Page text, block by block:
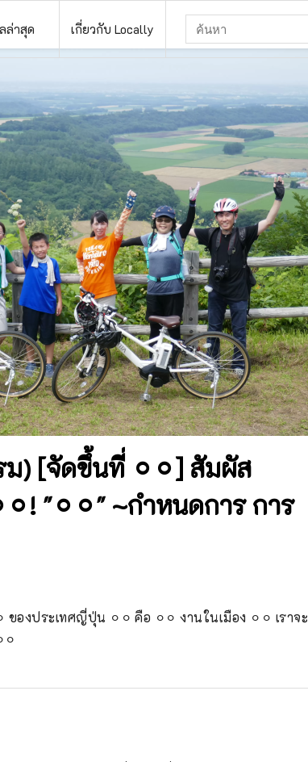
ล่าสุด เกี่ยวกับ Locally
) [จัดขึ้นที่ ⚪︎⚪︎] สัมผัส
"⚪︎⚪︎" ~กำหนดการ การ
ของประเทศญี่ปุ่น ⚪︎⚪︎ คือ ⚪︎⚪︎ งานในเมือง ⚪︎⚪︎ เราจะ